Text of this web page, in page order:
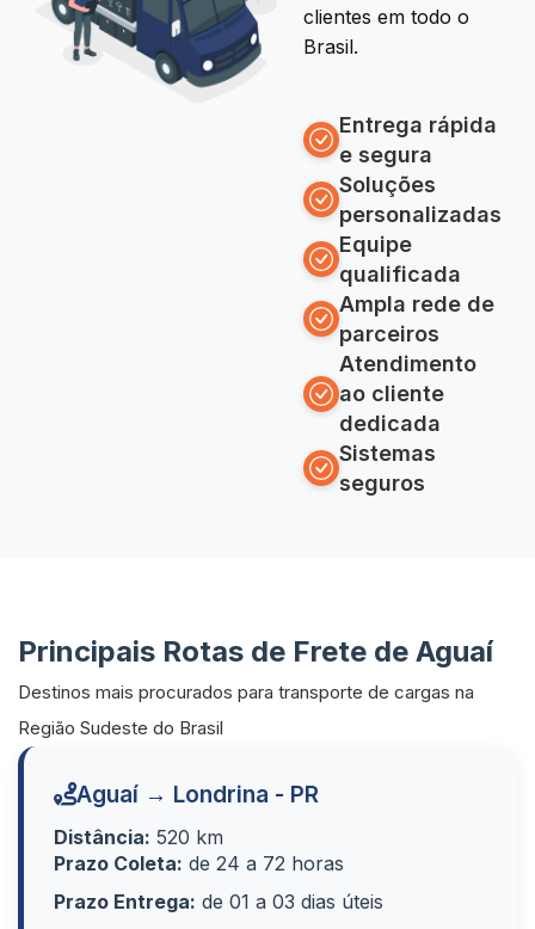
clientes em todo o
Brasil.
Entrega rápida
e segura
Soluções
personalizadas
Equipe
qualificada
Ampla rede de
parceiros
Atendimento
ao cliente
dedicada
Sistemas
seguros
Principais Rotas de Frete de Aguaí
Destinos mais procurados para transporte de cargas na
Região Sudeste do Brasil
Aguaí → Londrina - PR
Distância: 520 km
Prazo Coleta: de 24 a 72 horas
Prazo Entrega: de 01 a 03 dias úteis